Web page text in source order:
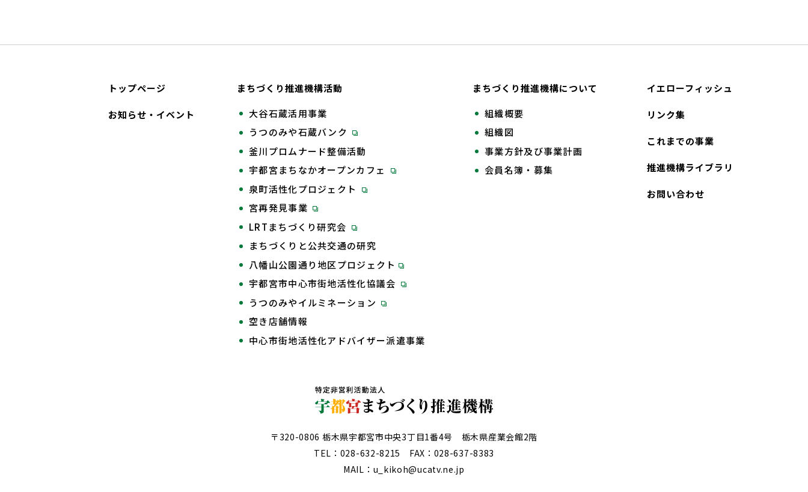
トップページ
お知らせ・イベント
まちづくり推進機構活動
大谷石蔵活用事業
うつのみや石蔵バンク
釜川プロムナード整備活動
宇都宮まちなかオープンカフェ
泉町活性化プロジェクト
宮再発見事業
LRTまちづくり研究会
まちづくりと公共交通の研究
八幡山公園通り地区プロジェクト
宇都宮市中心市街地活性化協議会
うつのみやイルミネーション
空き店舗情報
中心市街地活性化アドバイザー派遣事業
まちづくり推進機構について
組織概要
組織図
事業方針及び事業計画
会員名簿・募集
イエローフィッシュ
リンク集
これまでの事業
推進機構ライブラリ
お問い合わせ
〒320-0806 栃木県宇都宮市中央3丁目1番4号 栃木県産業会館2階
TEL： 028-632-8215
FAX：028-637-8383
MAIL：u_kikoh@ucatv.ne.jp